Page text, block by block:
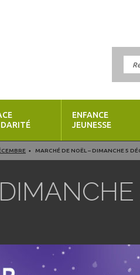
ENFANCE
JEUNESSE
MARCHÉ DE NOËL – DIMANCHE 5